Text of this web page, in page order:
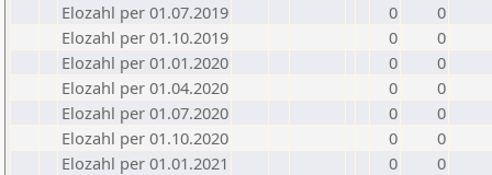
Elozahl per 01.07.2019
0
0
Elozahl per 01.10.2019
0
0
Elozahl per 01.01.2020
0
0
Elozahl per 01.04.2020
0
0
Elozahl per 01.07.2020
0
0
Elozahl per 01.10.2020
0
0
Elozahl per 01.01.2021
0
0